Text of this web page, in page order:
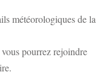
météorologiques de la
pourrez rejoindre